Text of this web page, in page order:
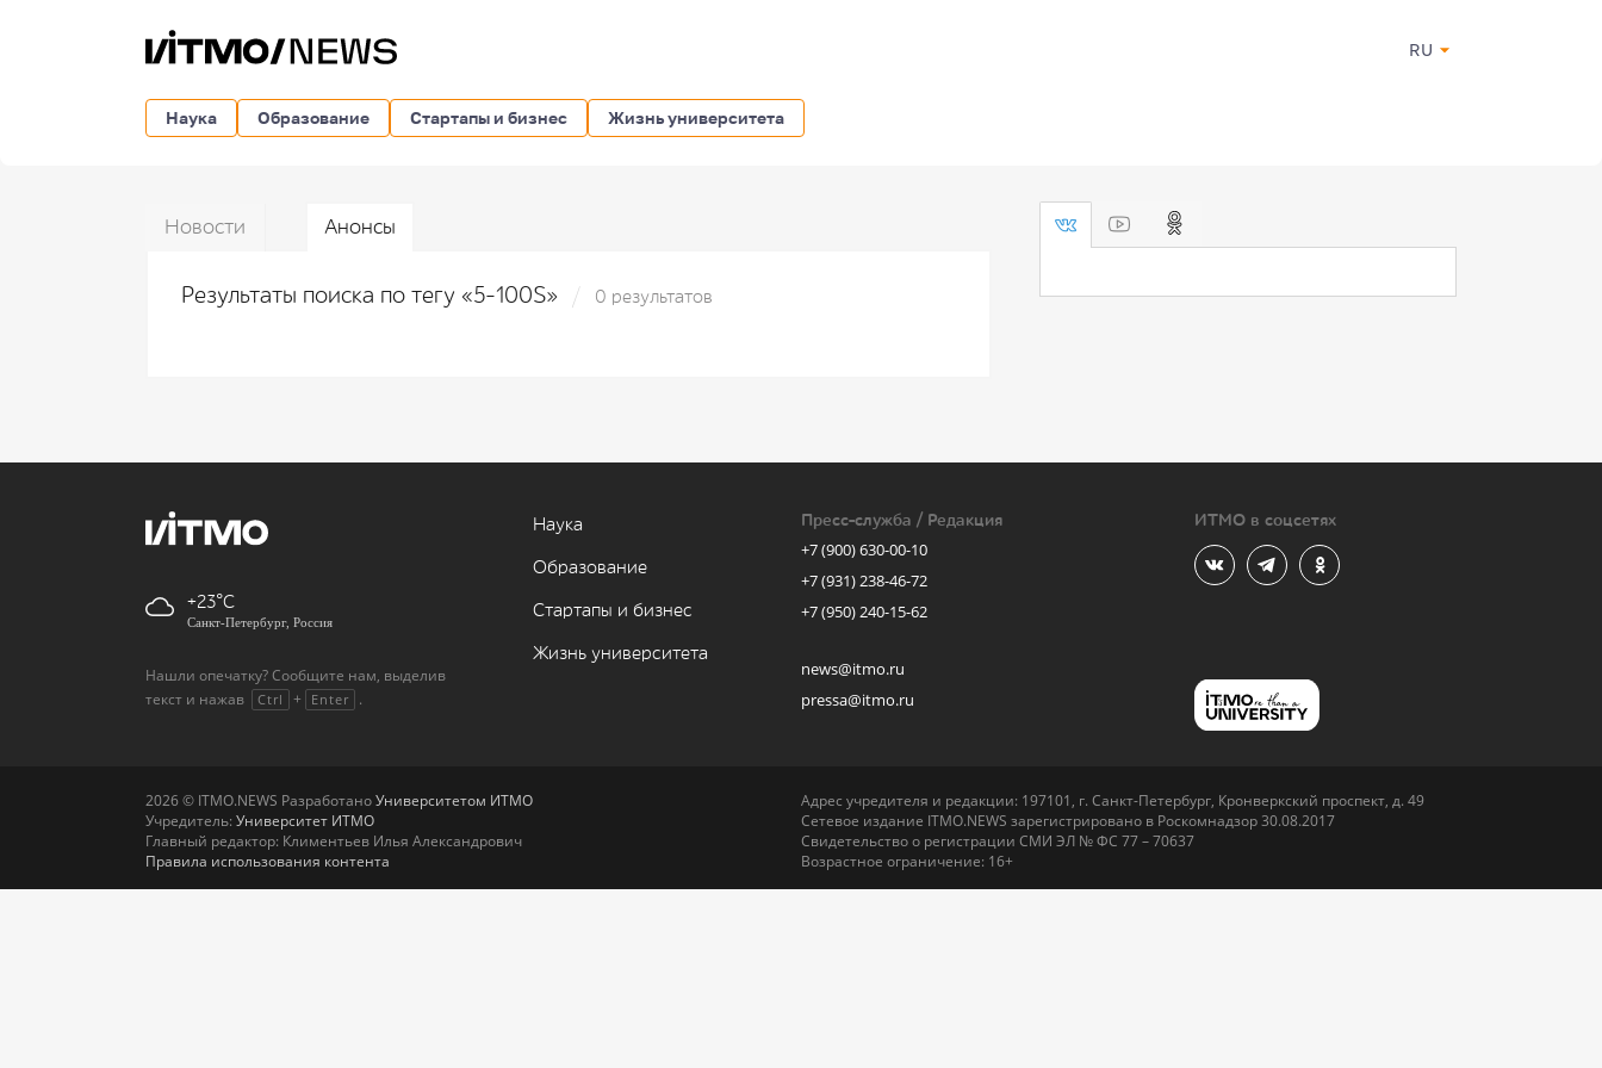
RU
Наука Образование Стартапы и бизнес Жизнь университета
Новости Анонсы
Результаты поиска по тегу «5-100S» 0 результатов
+23
Санкт-Петербург, Россия
Нашли опечатку? Сообщите нам, выделив
текст и нажав
Ctrl + Enter .
Наука
Образование
Стартапы и бизнес
Жизнь университета
Пресс-служба / Редакция
+7 (900) 630-00-10
+7 (931) 238-46-72
+7 (950) 240-15-62
news@itmo.ru
pressa@itmo.ru
ИТМО в соцсетях
2026 © ITMO.NEWS РазработаноУниверситетом ИТМО
Учредитель: Университет ИТМО
Главный редактор: Климентьев Илья Александрович
Правила использования контента
Адрес учредителя и редакции: 197101, г. Санкт-Петербург, Кронверкский проспект, д. 49
Сетевое издание ITMO.NEWS зарегистрировано в Роскомнадзор 30.08.2017
Свидетельство о регистрации СМИ ЭЛ № ФС 77 – 70637
Возрастное ограничение: 16+